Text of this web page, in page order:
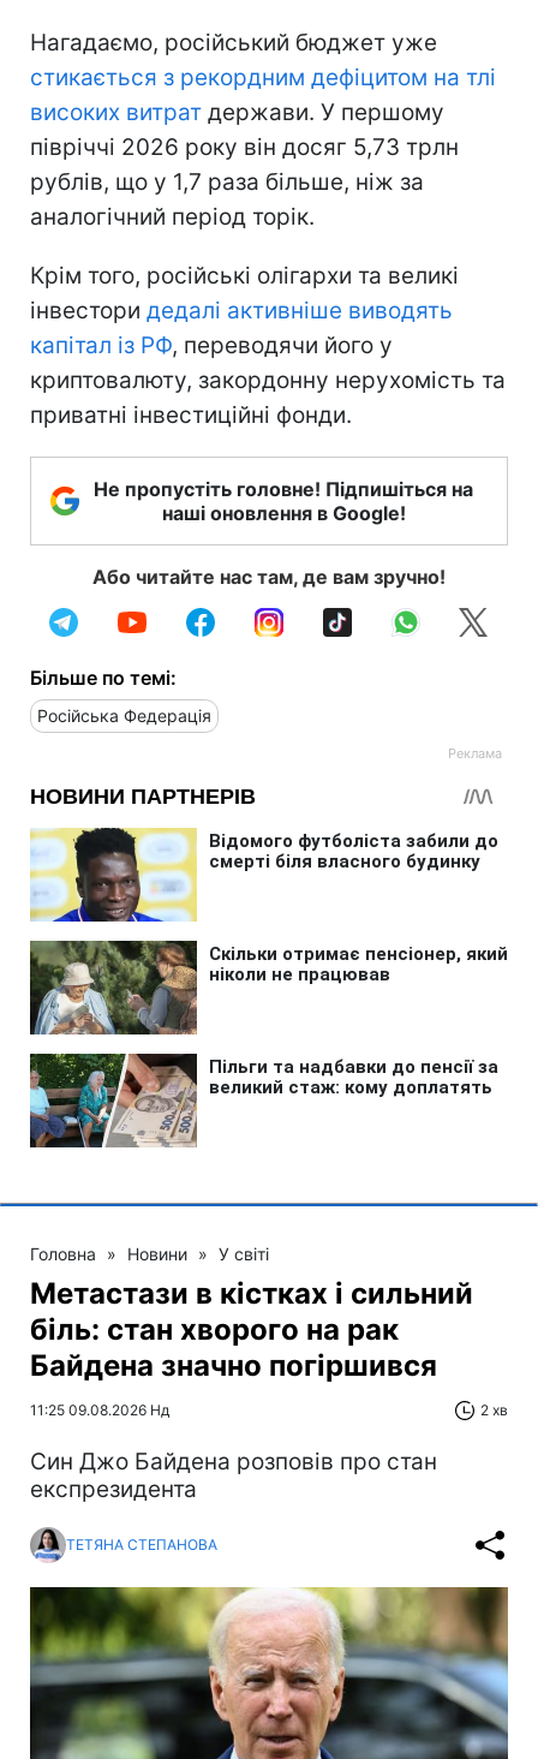
Нагадаємо, російський бюджет уже
стикається з рекордним дефіцитом на тлі
високих витрат держави. У першому
півріччі 2026 року він досяг 5,73 трлн
рублів, що у 1,7 раза більше, ніж за
аналогічний період торік.
Крім того, російські олігархи та великі
інвестори дедалі активніше виводять
капітал із РФ, переводячи його у
криптовалюту, закордонну нерухомість та
приватні інвестиційні фонди.
Не пропустіть головне! Підпишіться на
наші оновлення в Google!
Або читайте нас там, де вам зручно!
Більше по темі:
Російська Федерація
Головна » Новини » У світі
Метастази в кістках і сильний
біль: стан хворого на рак
Байдена значно погіршився
11:25 09.08.2026 Нд 2 хв
Син Джо Байдена розповів про стан
експрезидента
ТЕТЯНА СТЕПАНОВА